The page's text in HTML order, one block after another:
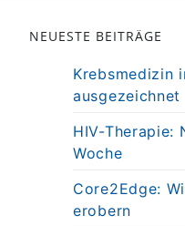
NEUESTE BEITRÄGE
Krebsmedizin
ausgezeichnet
HIV-Therapie:
Woche
Core2Edge:
erobern